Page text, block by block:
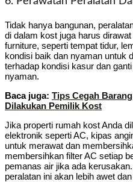
Tidak hanya bangunan,
di dalam kost juga harus
furniture, seperti tempat tidur,
kondisi baik dan nyaman untuk
terhadap kondisi kasur dan
nyaman.
Baca juga: Tips Cegah
Dilakukan Pemilik Kost
Jika properti rumah kost Anda
elektronik seperti AC, kipas
untuk merawat dan
membersihkan filter AC setiap
pemanas air jika ada
peralatan ini akan lebih awet